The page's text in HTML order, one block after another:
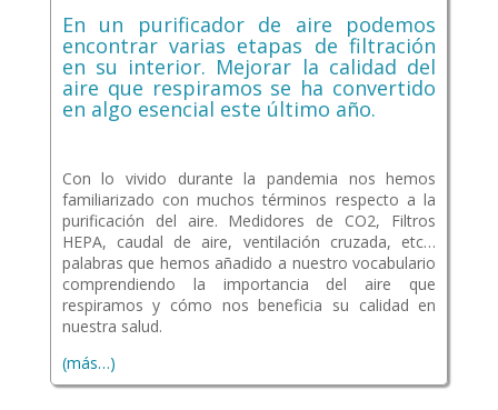
En un purificador de aire podemos
encontrar varias etapas de filtración
en su interior. Mejorar la calidad del
aire que respiramos se ha convertido
en algo esencial este último año.
Con lo vivido durante la pandemia nos hemos
familiarizado con muchos términos respecto a la
purificación del aire. Medidores de CO2, Filtros
HEPA, caudal de aire, ventilación cruzada, etc…
palabras que hemos añadido a nuestro vocabulario
comprendiendo la importancia del aire que
respiramos y cómo nos beneficia su calidad en
nuestra salud.
(más…)